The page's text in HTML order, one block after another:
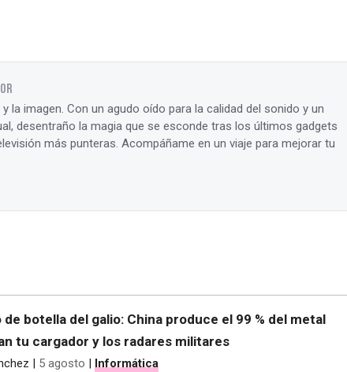
la imagen. Con un agudo oído para la calidad del sonido y un
desentraño la magia que se esconde tras los últimos gadgets
más punteras. Acompáñame en un viaje para mejorar tu
de botella del galio: China produce el 99 % del metal
tu cargador y los radares militares
5 agosto Informática